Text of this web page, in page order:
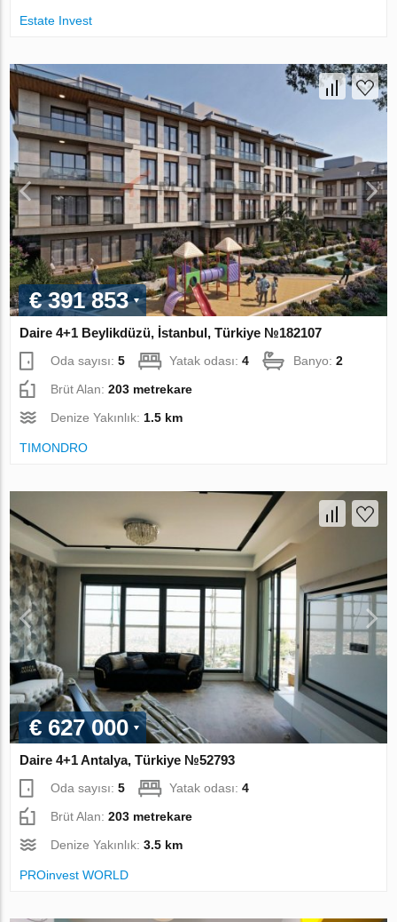
Estate Invest
€ 391 853
Daire 4+1 Beylikdüzü, İstanbul, Türkiye №182107
Oda sayısı:5 Yatak odası:4 Banyo:2
Brüt Alan:203 metrekare
Denize Yakınlık: 1.5 km
TIMONDRO
€ 627 000
Daire 4+1 Antalya, Türkiye №52793
Oda sayısı:5 Yatak odası:4
Brüt Alan:203 metrekare
Denize Yakınlık:3.5 km
PROinvest WORLD